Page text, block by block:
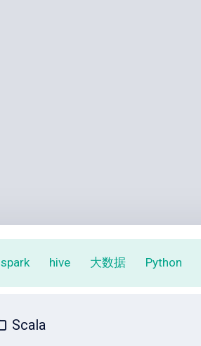
spark hive 大数据 Python
Scala